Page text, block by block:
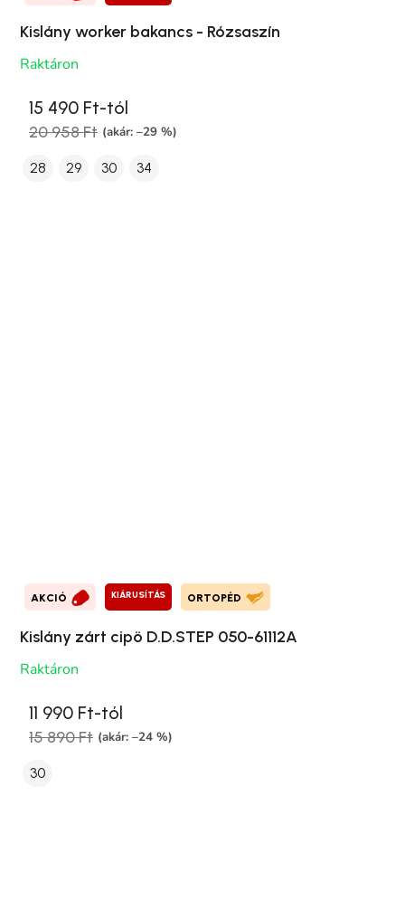
Kislány worker bakancs - Rózsaszín
Raktáron
15 490 Ft-tól
20 958 Ft (akár: –29 %)
28 29 30 34
AKCIÓ KIÁRUSÍTÁS ORTOPÉD
Kislány zárt cipö D.D.STEP 050-61112A
Raktáron
11 990 Ft-tól
15 890 Ft (akár: –24 %)
30